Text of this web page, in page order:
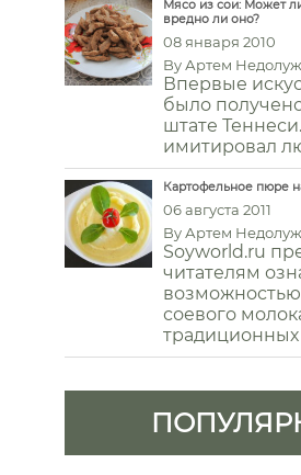
Мясо из сои: Может
вредно ли оно?
08 января 2010
By Артем
Впервые
было
штате
имитировал
Картофельное пюре
06 августа 2011
By Артем
Soyworld.ru
читателям
возможностью
соевого
традиционных